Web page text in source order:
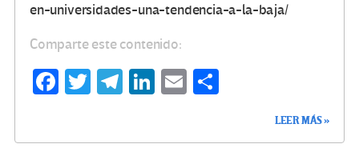
en-universidades-una-tendencia-a-la-baja/
Comparte este contenido:
Fa T
Te
Li
E
LEER MÁS »